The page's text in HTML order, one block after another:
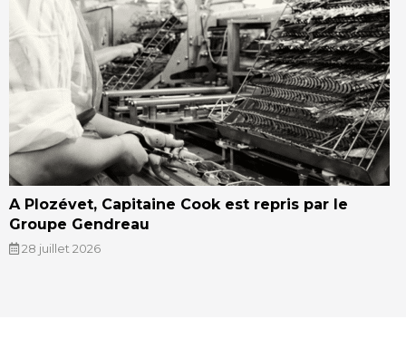
A Plozévet, Capitaine Cook est repris par le
Groupe Gendreau
28 juillet 2026